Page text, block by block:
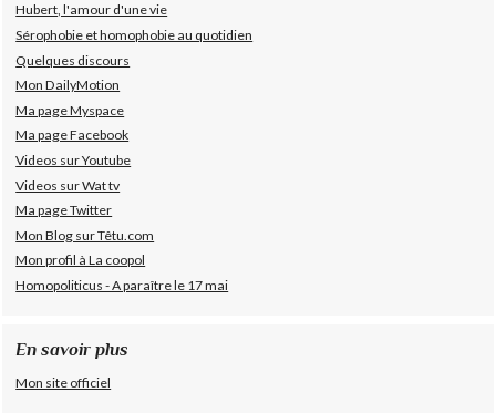
Hubert, l'amour d'une vie
Sérophobie et homophobie au quotidien
Quelques discours
Mon DailyMotion
Ma page Myspace
Ma page Facebook
Videos sur Youtube
Videos sur Wat tv
Ma page Twitter
Mon Blog sur Têtu.com
Mon profil à La coopol
Homopoliticus - A paraître le 17 mai
En savoir plus
Mon site officiel